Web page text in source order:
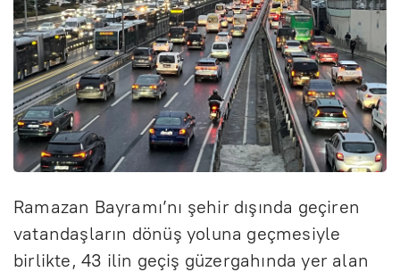
Ramazan Bayramı’nı şehir dışında geçiren
vatandaşların dönüş yoluna geçmesiyle
birlikte, 43 ilin geçiş güzergahında yer alan